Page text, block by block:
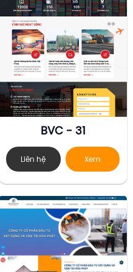
BVC - 31
Liên hệ Xem